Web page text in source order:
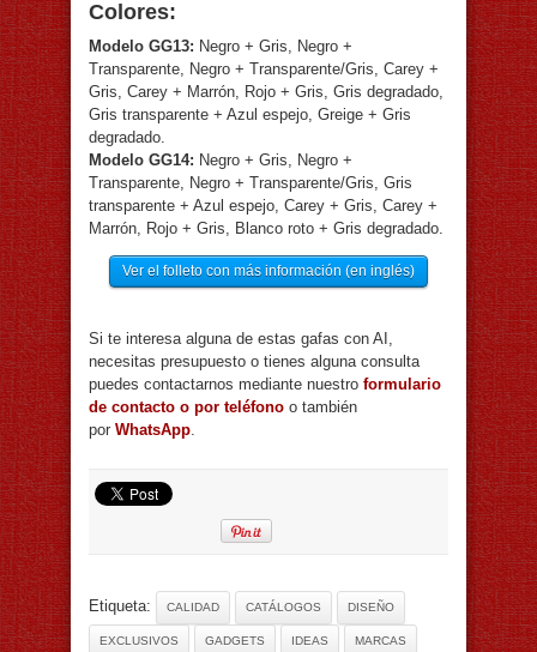
Colores:
Modelo GG13: Negro + Gris, Negro +
Transparente, Negro + Transparente/Gris, Carey +
Gris, Carey + Marrón, Rojo + Gris, Gris degradado,
Gris transparente + Azul espejo, Greige + Gris
degradado.
Modelo GG14: Negro + Gris, Negro +
Transparente, Negro + Transparente/Gris, Gris
transparente + Azul espejo, Carey + Gris, Carey +
Marrón, Rojo + Gris, Blanco roto + Gris degradado.
Ver el folleto con más información (en inglés)
Si te interesa alguna de estas gafas con AI,
necesitas presupuesto o tienes alguna consulta
puedes contactarnos mediante nuestro formulario
de contacto o por teléfono o también
por WhatsApp
Etiqueta: CALIDAD CATÁLOGOS DISEÑO
EXCLUSIVOS GADGETS IDEAS MARCAS